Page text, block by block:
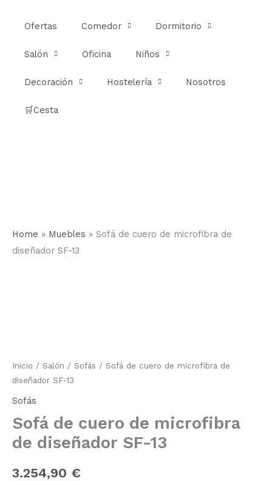
Ofertas Comedor Dormitorio
Salón Oficina Niños
Decoración Hostelería Nosotros
🛒Cesta
Home » Muebles » Sofá de cuero de microfibra de
diseñador SF-13
Inicio / Salón / Sofás / Sofá de cuero de microfibra de
diseñador SF-13
Sofás
Sofá de cuero de microfibra
de diseñador SF-13
3.254,90 €
13